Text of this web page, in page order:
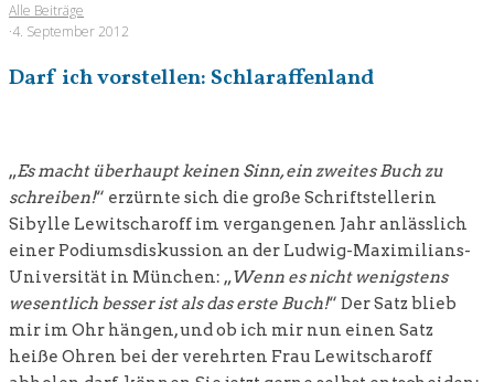
Alle Beiträge
·4. September 2012
Darf ich vorstellen: Schlaraffenland
„Es macht überhaupt keinen Sinn, ein zweites Buch zu
schreiben!“ erzürnte sich die große Schriftstellerin
Sibylle Lewitscharoff im vergangenen Jahr anlässlich
einer Podiumsdiskussion an der Ludwig-Maximilians-
Universität in München: „Wenn es nicht wenigstens
wesentlich besser ist als das erste Buch!“ Der Satz blieb
mir im Ohr hängen, und ob ich mir nun einen Satz
heiße Ohren bei der verehrten Frau Lewitscharoff